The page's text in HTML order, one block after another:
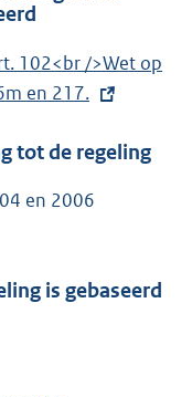
102<br />Wet op
en 217.
tot de regeling
en 2006
is gebaseerd